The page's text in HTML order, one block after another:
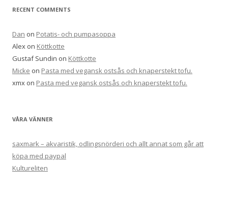
RECENT COMMENTS
Dan on Potatis- och pumpasoppa
Alex on Köttkotte
Gustaf Sundin on Köttkotte
Micke on Pasta med vegansk ostsås och knaperstekt tofu.
xmx on Pasta med vegansk ostsås och knaperstekt tofu.
VÅRA VÄNNER
saxmark – akvaristik, odlingsnörderi och allt annat som går att
köpa med paypal
Kultureliten